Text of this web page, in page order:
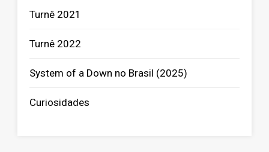
Turnê 2021
Turnê 2022
System of a Down no Brasil (2025)
Curiosidades